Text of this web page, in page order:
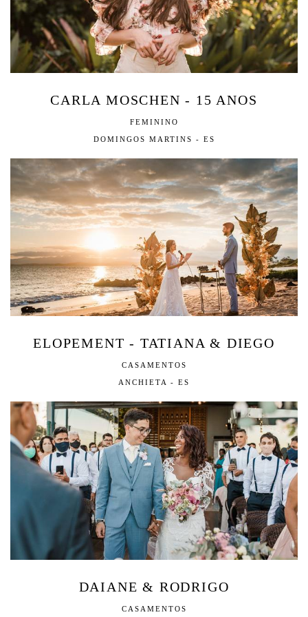
CARLA MOSCHEN - 15 ANOS
FEMININO
DOMINGOS MARTINS - ES
ELOPEMENT - TATIANA & DIEGO
CASAMENTOS
ANCHIETA - ES
DAIANE & RODRIGO
CASAMENTOS